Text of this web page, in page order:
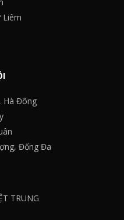
Liêm
Hà Đông
Đống Đa
TRUNG